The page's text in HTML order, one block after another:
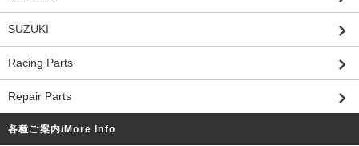
SUZUKI
Racing Parts
Repair Parts
各種ご案内/More Info